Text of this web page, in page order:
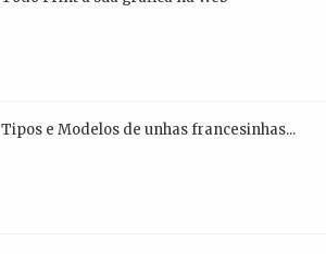
Tipos e Modelos de unhas francesinhas...